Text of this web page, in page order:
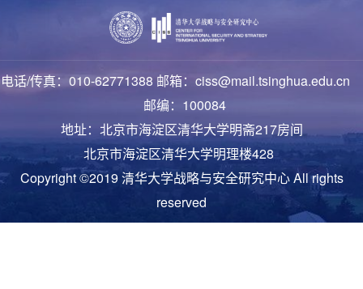
电话/传真：010-62771388 邮箱：ciss@mail.tsinghua.edu.cn
邮编：100084
地址：北京市海淀区清华大学明斋217房间
北京市海淀区清华大学明理楼428
Copyright ©2019 清华大学战略与安全研究中心 All rights
reserved